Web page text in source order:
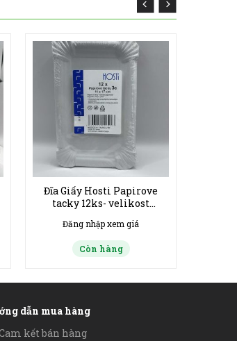
Đĩa Giấy Hosti Papirove
tacky 12ks- velikost
Đăng nhập xem giá
Còn hàng
dẫn mua hàng
kết bán hàng